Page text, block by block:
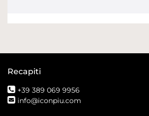
Recapiti
+39 389 069 9956
info@iconpiu.com